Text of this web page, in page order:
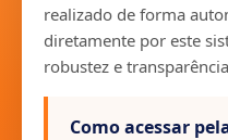
realizado de forma
diretamente por este
robustez e
Como acessar